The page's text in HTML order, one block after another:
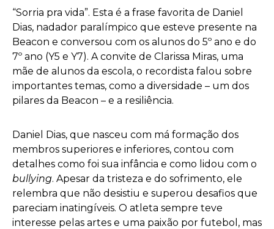
“Sorria pra vida”. Esta é a frase favorita de Daniel
Dias, nadador paralímpico que esteve presente na
Beacon e conversou com os alunos do 5º ano e do
7º ano (Y5 e Y7). A convite de Clarissa Miras, uma
mãe de alunos da escola, o recordista falou sobre
importantes temas, como a diversidade – um dos
pilares da Beacon – e a resiliência.
Daniel Dias, que nasceu com má formação dos
membros superiores e inferiores, contou com
detalhes como foi sua infância e como lidou com o
bullying. Apesar da tristeza e do sofrimento, ele
relembra que não desistiu e superou desafios que
pareciam inatingíveis. O atleta sempre teve
interesse pelas artes e uma paixão por futebol, mas